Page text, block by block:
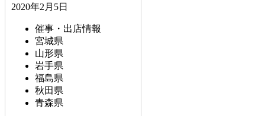
2020年2月5日
催事・出店情報
宮城県
山形県
岩手県
福島県
秋田県
青森県